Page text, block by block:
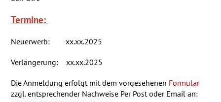
Termine:
Neuerwerb: xx.xx.2025
Verlängerung: xx.xx.2025
Die Anmeldung erfolgt mit dem vorgesehenen Formular
zzgl. entsprechender Nachweise Per Post oder Email an: